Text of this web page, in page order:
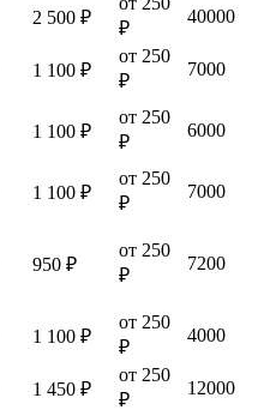
2 500 ₽
₽
40000
1 100 ₽
от 250
₽
7000
1 100 ₽
от 250
₽
6000
1 100 ₽
от 250
₽
7000
950 ₽
от 250
₽
7200
1 100 ₽
от 250
₽
4000
1 450 ₽
от 250
₽
12000